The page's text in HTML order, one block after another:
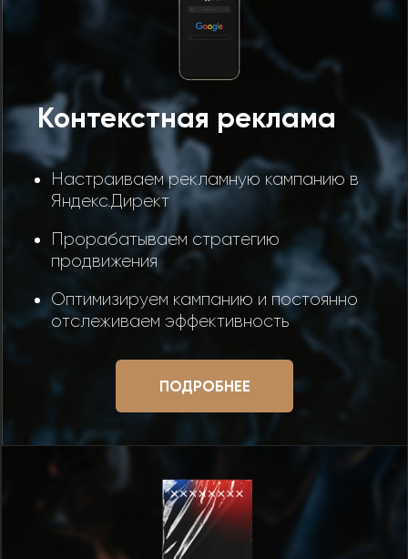
Контекстная реклама
Настраиваем рекламную кампанию в
Яндекс.Директ
Прорабатываем стратегию
продвижения
Оптимизируем кампанию и постоянно
отслеживаем эффективность
ПОДРОБНЕЕ